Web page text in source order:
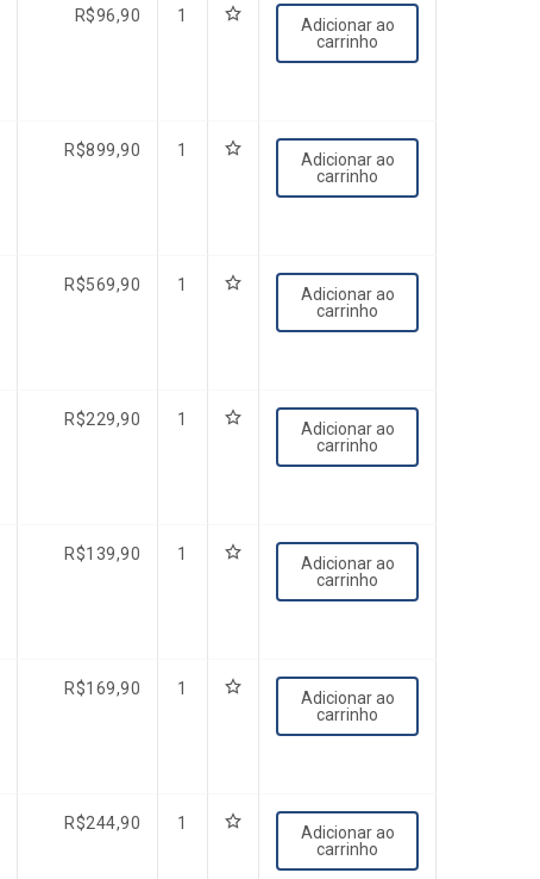
R$96,90 1
Adicionar ao
carrinho
R$899,90 1
Adicionar ao
carrinho
R$569,90 1
Adicionar ao
carrinho
R$229,90 1
Adicionar ao
carrinho
R$139,90 1
Adicionar ao
carrinho
R$169,90 1
Adicionar ao
carrinho
R$244,90 1
Adicionar ao
carrinho